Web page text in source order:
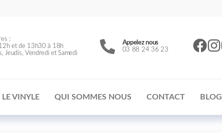
:
et de 13h30 à 18h
Jeudis, Vendredi et Samedi
Appelez nous
03 88 24 36 23
LE VINYLE QUI SOMMES NOUS CONTACT BLOG